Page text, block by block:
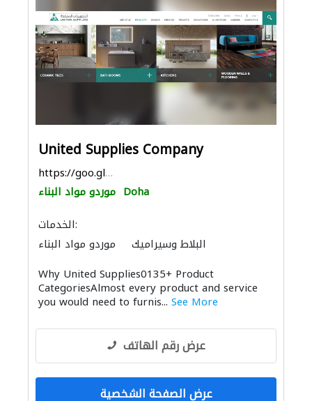
United Supplies Company
https://goo.gl/maps/nWEWsUow7pAEUgKw8
موردو مواد البناء Doha
الخدمات:
موردو مواد البناء
البلاط وسيراميك
الحمامات والمطابخ المواقد والمدافئ
Why United Supplies0135+ Product
CategoriesAlmost every product and service
you would need to furnis... See More
عرض رقم الهاتف
عرض الصفحة الشخصية